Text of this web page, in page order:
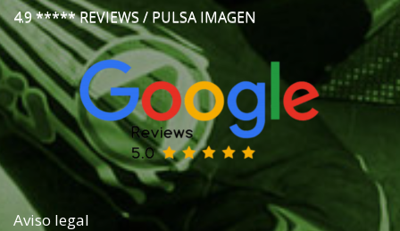
4.9 ***** REVIEWS / PULSA IMAGEN
Aviso legal